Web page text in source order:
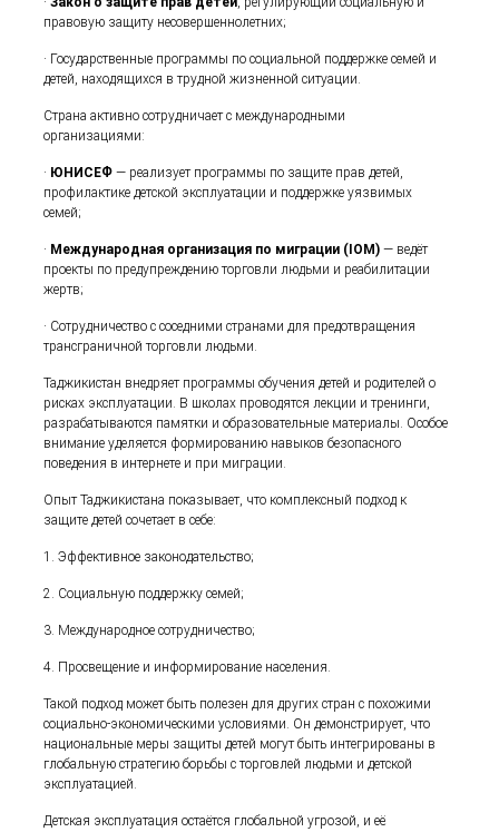
правовую защиту несовершеннолетних;
· Государственные программы по социальной поддержке семей и
детей, находящихся в трудной жизненной ситуации.
Страна активно сотрудничает с международными
организациями:
· ЮНИСЕФ — реализует программы по защите прав детей,
профилактике детской эксплуатации и поддержке уязвимых
семей;
· Международная организация по миграции (IOM) — ведёт
проекты по предупреждению торговли людьми и реабилитации
жертв;
· Сотрудничество с соседними странами для предотвращения
трансграничной торговли людьми.
Таджикистан внедряет программы обучения детей и родителей о
рисках эксплуатации. В школах проводятся лекции и тренинги,
разрабатываются памятки и образовательные материалы. Особое
внимание уделяется формированию навыков безопасного
поведения в интернете и при миграции.
Опыт Таджикистана показывает, что комплексный подход к
защите детей сочетает в себе:
1. Эффективное законодательство;
2. Социальную поддержку семей;
3. Международное сотрудничество;
4. Просвещение и информирование населения.
Такой подход может быть полезен для других стран с похожими
социально-экономическими условиями. Он демонстрирует, что
национальные меры защиты детей могут быть интегрированы в
глобальную стратегию борьбы с торговлей людьми и детской
эксплуатацией.
Детская эксплуатация остаётся глобальной угрозой, и её